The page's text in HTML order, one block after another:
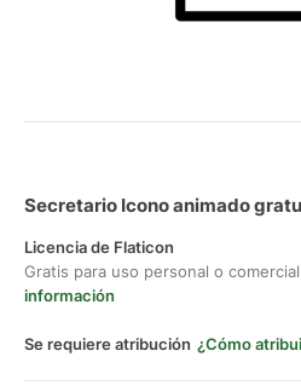
Secretario Icono animado
Licencia de Flaticon
Gratis para uso personal o
información
Se requiere atribución ¿Cómo